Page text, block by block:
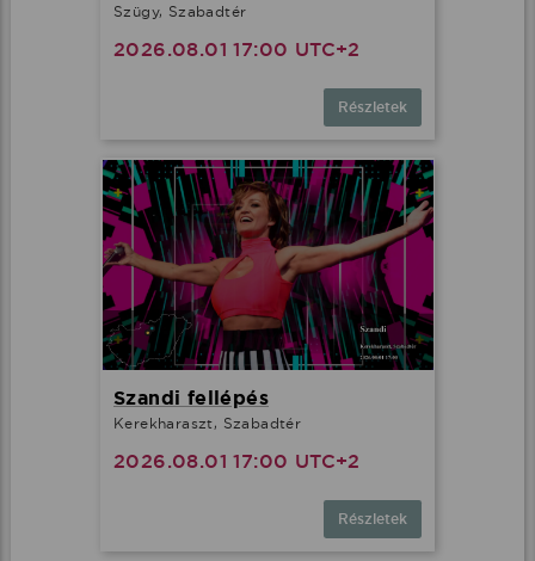
Szügy, Szabadtér
2026.08.01 17:00 UTC+2
Részletek
Szandi fellépés
Kerekharaszt, Szabadtér
2026.08.01 17:00 UTC+2
Részletek